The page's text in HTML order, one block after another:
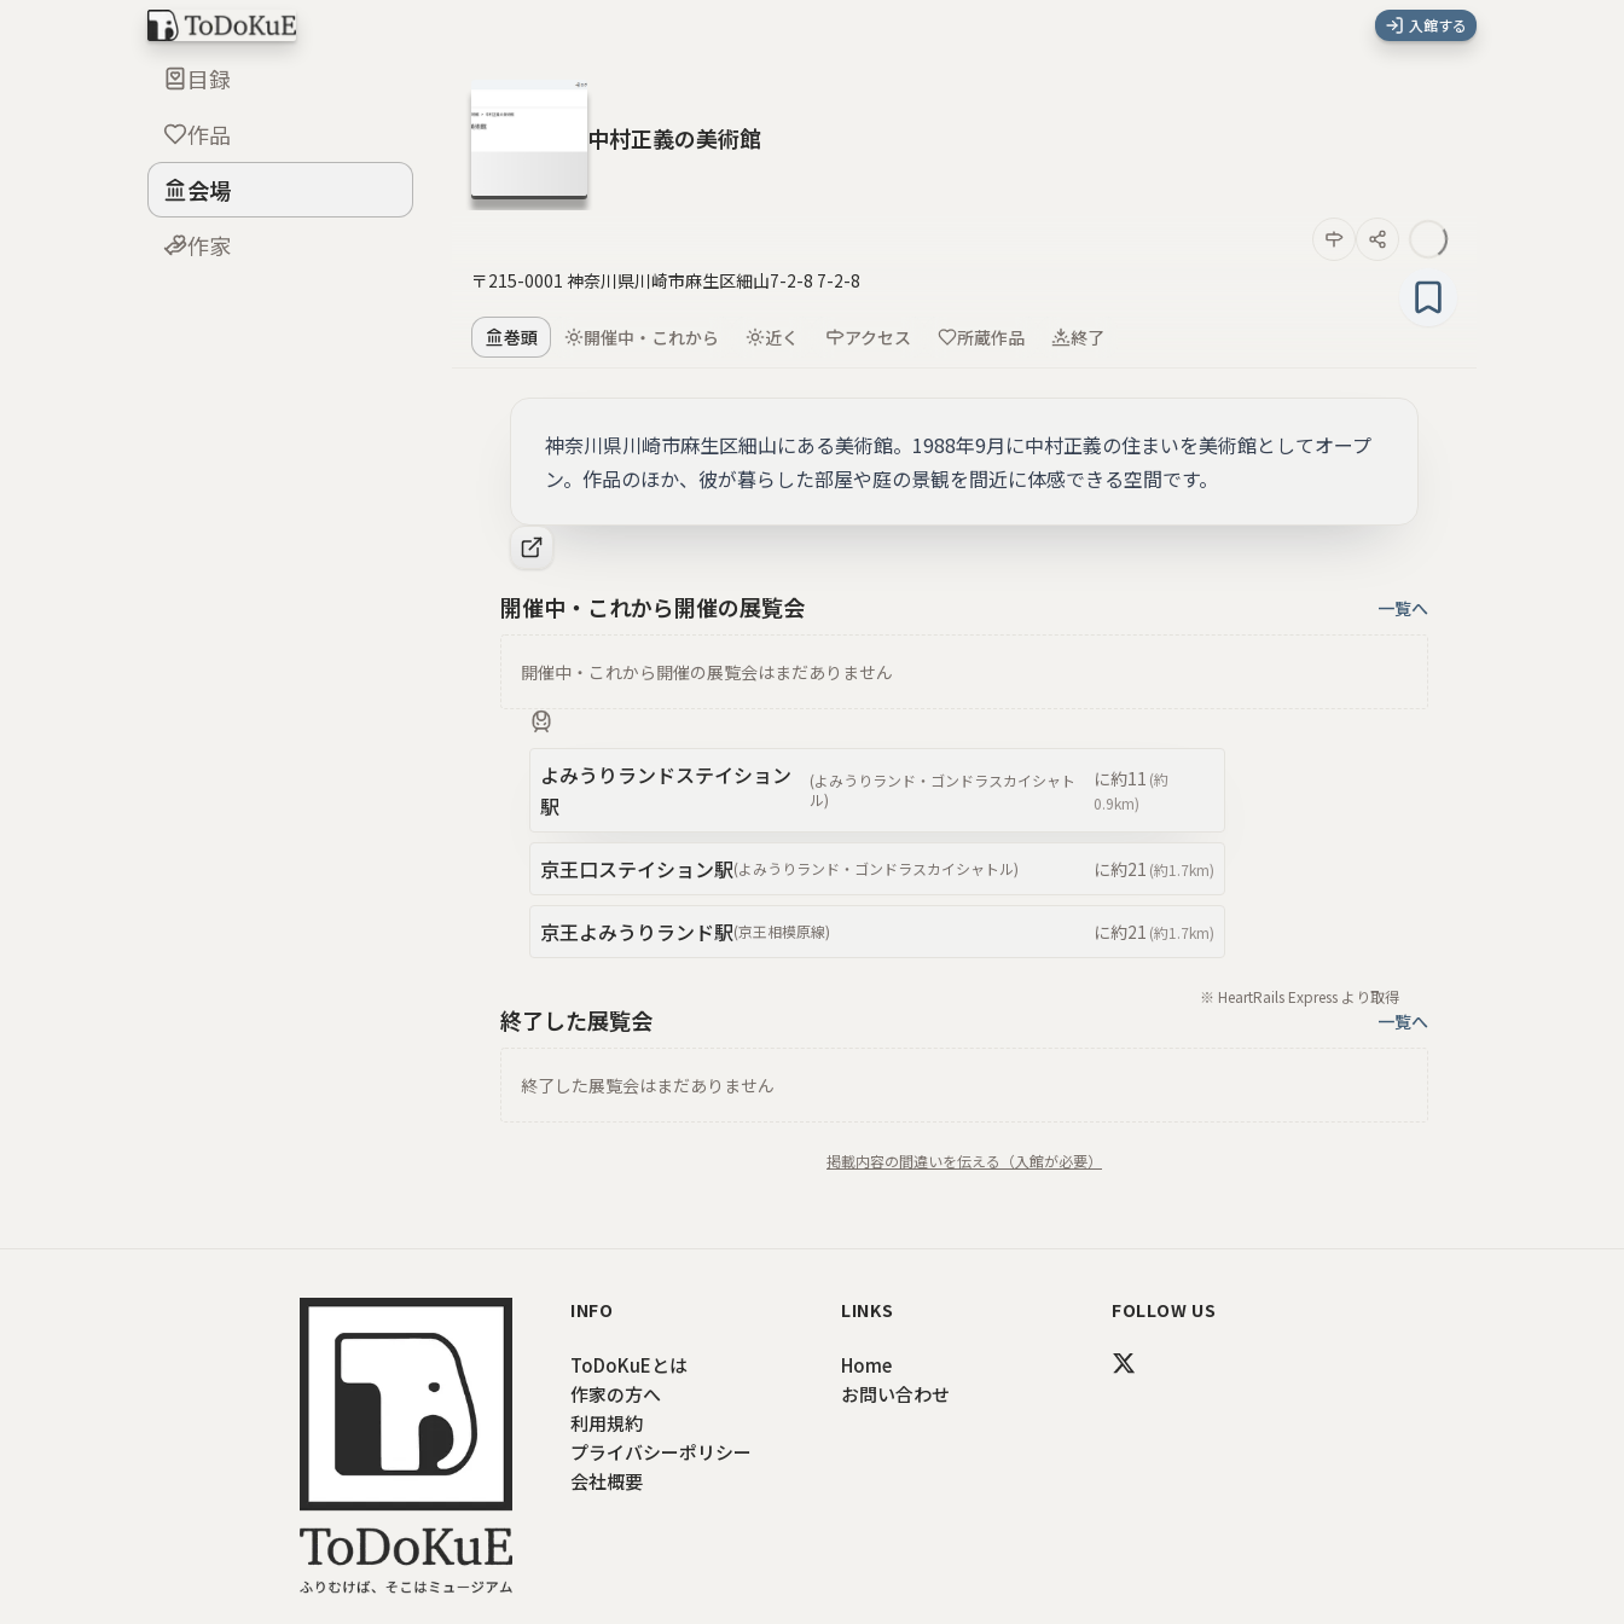
入館する
目録
作品
会場
作家
中村正義の美術館
〒215-0001 神奈川県川崎市麻生区細山7-2-8 7-2-8
巻頭 開催中・これから 近く アクセス 所蔵作品 終了
神奈川県川崎市麻生区細山にある美術館。1988年9月に中村正義の住まいを美術館としてオープ
ン。作品のほか、彼が暮らした部屋や庭の景観を間近に体感できる空間です。
開催中・これから開催の展覧会 一覧へ
開催中・これから開催の展覧会はまだありません
よみうりランドステイション
駅
(よみうりランド・ゴンドラスカイシャト
ル)
に約11 (約
0.9km)
京王口ステイション駅(よみうりランド・ゴンドラスカイシャトル) に約21 (約1.7km)
京王よみうりランド駅(京王相模原線) に約21 (約1.7km)
※ HeartRails Express より取得
終了した展覧会 一覧へ
終了した展覧会はまだありません
掲載内容の間違いを伝える（入館が必要）
INFO
ToDoKuEとは
作家の方へ
利用規約
プライバシーポリシー
会社概要
LINKS
Home
お問い合わせ
FOLLOW US